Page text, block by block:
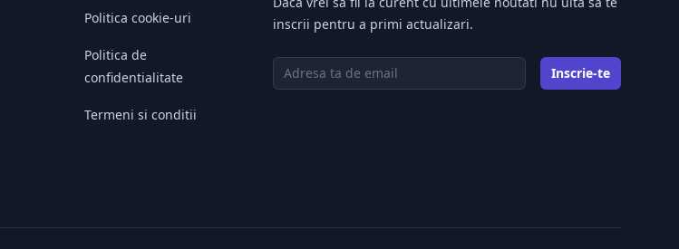
Politica cookie-uri
Politica de
confidentialitate
Termeni si conditii
inscrii pentru a primi actualizari.
Adresa de email Inscrie-te